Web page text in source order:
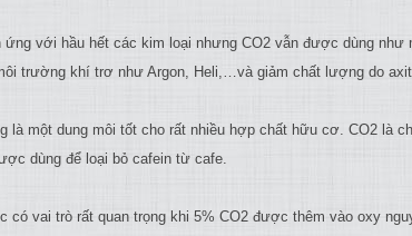
ứng với hầu hết các kim loại nhưng CO2 vẫn được dùng
trường khí trơ như Argon, Heli,…và giảm chất lượng do
là một dung môi tốt cho rất nhiều hợp chất hữu cơ. CO2 là
dùng để loại bỏ cafein từ cafe.
có vai trò rất quan trọng khi 5% CO2 được thêm vào oxy